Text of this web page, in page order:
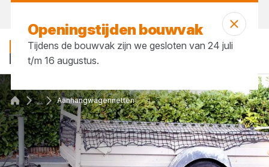
... Aanhangwagennetten
Openingstijden bouwvak
Tijdens de bouwvak zijn we gesloten van 24 juli
t/m 16 augustus.